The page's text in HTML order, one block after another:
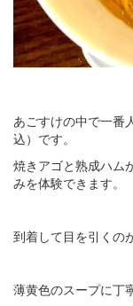
あごすけの中で一番
込）です。
焼きアゴと熟成ハム
みを体験できます。
到着して目を引くの
薄黄色のスープに丁